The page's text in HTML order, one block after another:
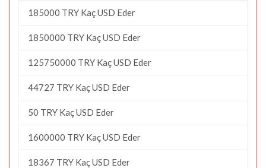
185000 TRY Kaç USD Eder
1850000 TRY Kaç USD Eder
125750000 TRY Kaç USD Eder
44727 TRY Kaç USD Eder
50 TRY Kaç USD Eder
1600000 TRY Kaç USD Eder
18367 TRY Kaç USD Eder